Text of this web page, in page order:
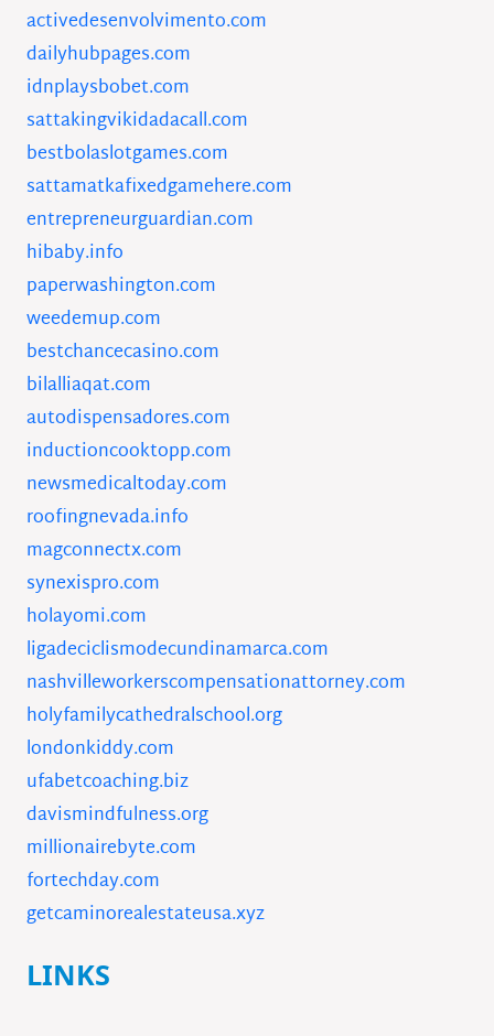
activedesenvolvimento.com
dailyhubpages.com
idnplaysbobet.com
sattakingvikidadacall.com
bestbolaslotgames.com
sattamatkafixedgamehere.com
entrepreneurguardian.com
hibaby.info
paperwashington.com
weedemup.com
bestchancecasino.com
bilalliaqat.com
autodispensadores.com
inductioncooktopp.com
newsmedicaltoday.com
roofingnevada.info
magconnectx.com
synexispro.com
holayomi.com
ligadeciclismodecundinamarca.com
nashvilleworkerscompensationattorney.com
holyfamilycathedralschool.org
londonkiddy.com
ufabetcoaching.biz
davismindfulness.org
millionairebyte.com
fortechday.com
getcaminorealestateusa.xyz
LINKS